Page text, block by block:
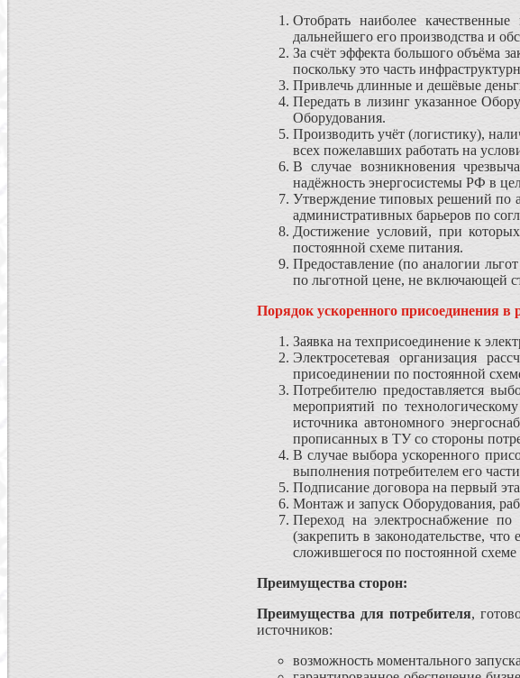
Отобрать наиболее
дальнейшего его производства и
За счёт эффекта большого объёма
поскольку это часть
Привлечь длинные и дешёвые
Передать в лизинг указанное
Оборудования.
Производить учёт (логистику),
всех пожелавших работать на
В случае возникновения
надёжность энергосистемы РФ в
Утверждение типовых решений по
административных барьеров по
Достижение условий, при
постоянной схеме питания.
Предоставление (по аналогии
по льготной цене, не включающей
Порядок ускоренного присоединения
Заявка на техприсоединение к
Электросетевая организация
присоединении по постоянной
Потребителю предоставляется
мероприятий по
источника автономного
прописанных в ТУ со стороны
В случае выбора ускоренного
выполнения потребителем его
Подписание договора на первый
Монтаж и запуск Оборудования,
Переход на электроснабжение по
(закрепить в законодательстве,
сложившегося по постоянной
Преимущества сторон:
Преимущества для потребителя,
источников:
возможность моментального